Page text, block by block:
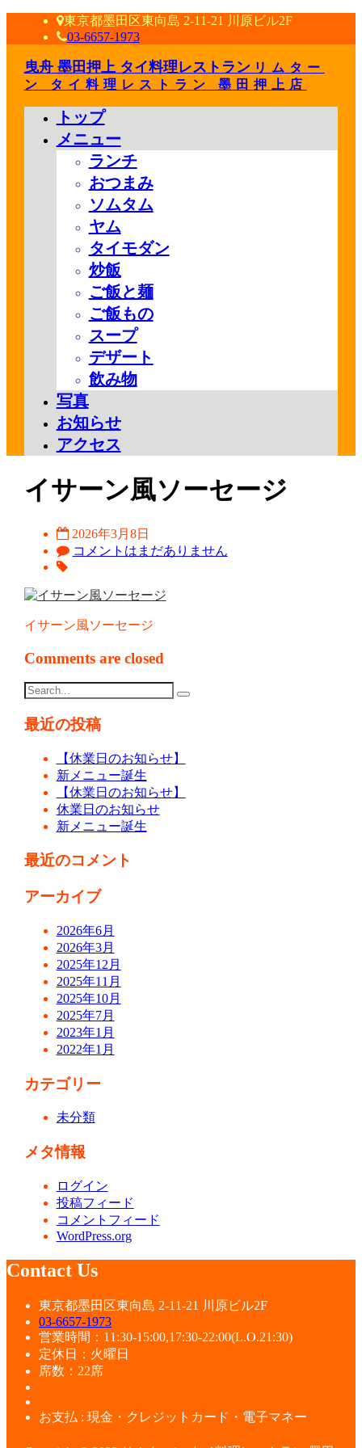
東京都墨田区東向島 2-11-21 川原ビル2F
03-6657-1973
曳舟 墨田押上 タイ料理レストラン リムター
ン タイ料理レストラン 墨田押上店
トップ
メニュー
ランチ
おつまみ
ソムタム
ヤム
タイモダン
炒飯
ご飯と麺
ご飯もの
スープ
デザート
飲み物
写真
お知らせ
アクセス
イサーン風ソーセージ
2026年3月8日
コメントはまだありません
イサーン風ソーセージ
Comments are closed
最近の投稿
【休業日のお知らせ】
新メニュー誕生
【休業日のお知らせ】
休業日のお知らせ
新メニュー誕生
最近のコメント
アーカイブ
2026年6月
2026年3月
2025年12月
2025年11月
2025年10月
2025年7月
2023年1月
2022年1月
カテゴリー
未分類
メタ情報
ログイン
投稿フィード
コメントフィード
WordPress.org
Contact Us
東京都墨田区東向島 2-11-21 川原ビル2F
03-6657-1973
営業時間：11:30-15:00,17:30-22:00(L.O.21:30)
定休日：火曜日
席数：22席
お支払 : 現金・クレジットカード・電子マネー